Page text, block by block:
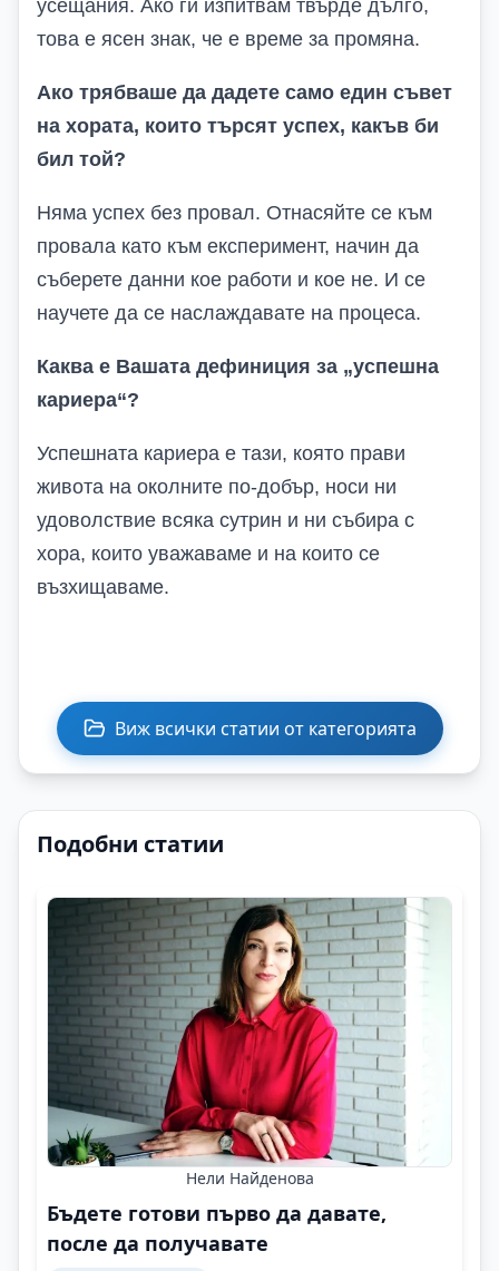
усещания. Ако ги изпитвам твърде дълго,
това е ясен знак, че е време за промяна.
Ако трябваше да дадете само един съвет
на хората, които търсят успех, какъв би
бил той?
Няма успех без провал. Отнасяйте се към
провала като към експеримент, начин да
съберете данни кое работи и кое не. И се
научете да се наслаждавате на процеса.
Каква е Вашата дефиниция за „успешна
кариера“?
Успешната кариера е тази, която прави
живота на околните по-добър, носи ни
удоволствие всяка сутрин и ни събира с
хора, които уважаваме и на които се
възхищаваме.
Виж всички статии от категорията
Подобни статии
Нели Найденова
Бъдете готови първо да давате,
после да получавате